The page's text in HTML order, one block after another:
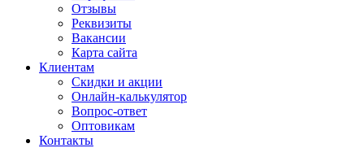
Отзывы
Реквизиты
Вакансии
Карта сайта
Клиентам
Скидки и акции
Онлайн-калькулятор
Вопрос-ответ
Оптовикам
Контакты